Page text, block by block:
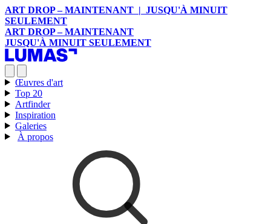
ART DROP – MAINTENANT | JUSQU'À MINUIT
SEULEMENT
ART DROP – MAINTENANT
JUSQU'À MINUIT SEULEMENT
Œuvres d'art
Top 20
Artfinder
Inspiration
Galeries
À propos